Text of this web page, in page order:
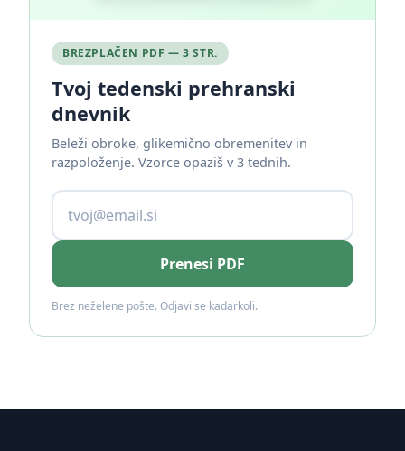
BREZPLAČEN PDF — 3 STR.
Tvoj tedenski prehranski
dnevnik
Beleži obroke, glikemično obremenitev in
razpoloženje. Vzorce opaziš v 3 tednih.
Prenesi PDF
Brez neželene pošte. Odjavi se kadarkoli.